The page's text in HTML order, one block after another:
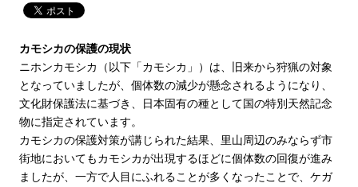
カモシカの保護の現状
ニホンカモシカ（以下「カモシカ」）は、旧来から狩猟の対象
となっていましたが、個体数の減少が懸念されるようになり、
文化財保護法に基づき、日本固有の種として国の特別天然記念
物に指定されています。
カモシカの保護対策が講じられた結果、里山周辺のみならず市
街地においてもカモシカが出現するほどに個体数の回復が進み
ましたが、一方で人目にふれることが多くなったことで、ケガ